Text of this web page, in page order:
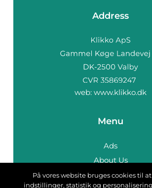
Address
web: www.klikko.dk
Menu
Ads
About Us
Cookies
På vores website bruges cookies til
indstillinger, statistik og